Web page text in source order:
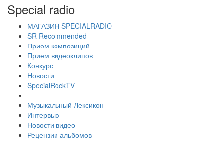
Special radio
МАГАЗИН SPECIALRADIO
SR Recommended
Прием композиций
Прием видеоклипов
Конкурс
Новости
SpecialRockTV
Музыкальный Лексикон
Интервью
Новости видео
Рецензии альбомов